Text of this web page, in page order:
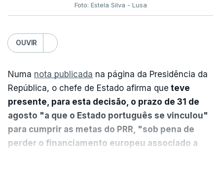
Foto: Estela Silva - Lusa
OUVIR
Numa nota publicada na página da Presidência da
República, o chefe de Estado afirma que teve
presente, para esta decisão, o prazo de 31 de
agosto "a que o Estado português se vinculou"
para cumprir as metas do PRR, "sob pena de
perder o financiamento europeu associado a